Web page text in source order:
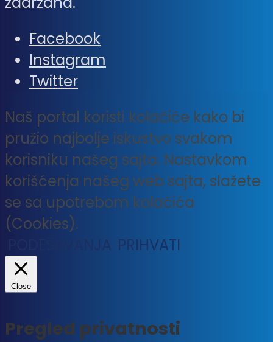
Facebook
Instagram
Twitter
Naš portal koristi kolačiće kako bi
pružio najbolje iskustvo svakom
korisniku našeg sajta. Nastavkom
korišćenja našeg web sajta, slažete
se sa upotrebom kolačića
(Cookies).
PODEŠAVANJA PRIHVATI
Close
Pregled privatnosti